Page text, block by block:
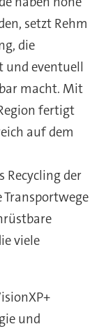
setzt Rehm
die
und eventuell
macht. Mit
fertigt
auf dem
Recycling der
viele
und